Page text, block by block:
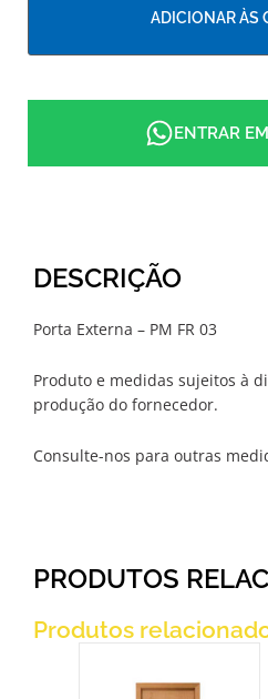
ADICIONAR ÀS
ENTRAR
DESCRIÇÃO
Porta Externa – PM FR 03
Produto e medidas sujeitos à
produção do fornecedor.
Consulte-nos para outras
PRODUTOS
Produtos